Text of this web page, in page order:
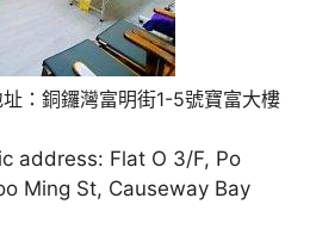
：銅鑼灣富明街1-5號寶富大樓
address: Flat O 3/F, Po
Ming St, Causeway Bay